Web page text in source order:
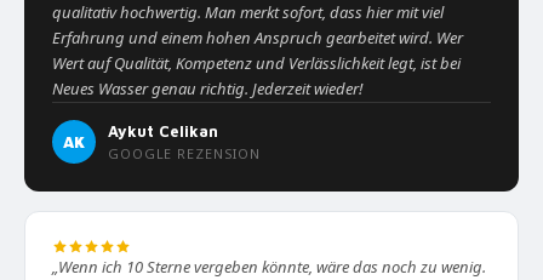
qualitativ hochwertig. Man merkt sofort, dass hier mit viel
Erfahrung und einem hohen Anspruch gearbeitet wird. Wer
Wert auf Qualität, Kompetenz und Verlässlichkeit legt, ist bei
Neues Wasser genau richtig. Jederzeit wieder!
AK
Aykut Celikan
GOOGLE REZENSION
„Wenn ich 10 Sterne vergeben könnte, wäre das noch zu wenig.